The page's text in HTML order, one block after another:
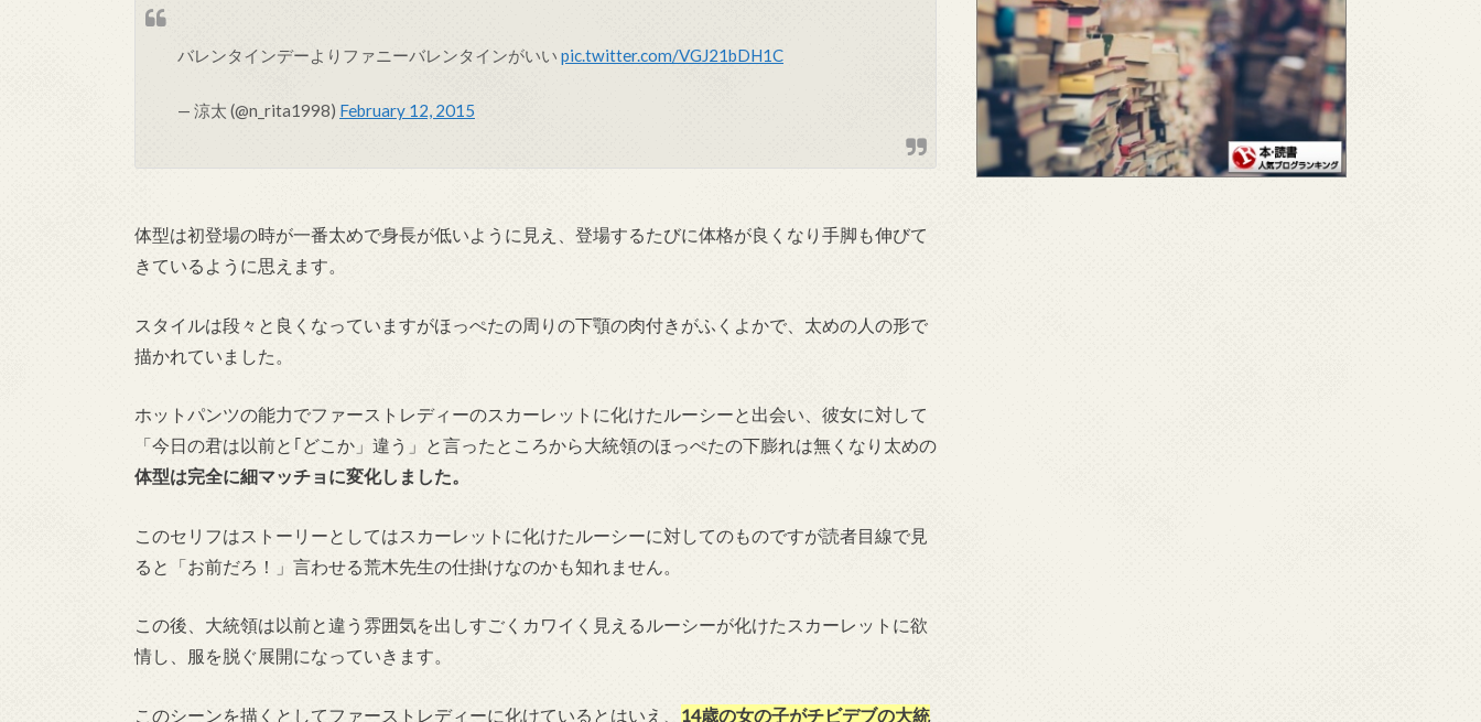
バレンタインデーよりファニーバレンタインがいい pic.twitter.com/VGJ21bDH1C
— 涼太 (@n_rita1998) February 12, 2015
体型は初登場の時が一番太めで身長が低いように見え、登場するたびに体格が良くなり手脚も伸びて
きているように思えます。
スタイルは段々と良くなっていますがほっぺたの周りの下顎の肉付きがふくよかで、太めの人の形で
描かれていました。
ホットパンツの能力でファーストレディーのスカーレットに化けたルーシーと出会い、彼女に対して
「今日の君は以前と｢どこか」違う」と言ったところから大統領のほっぺたの下膨れは無くなり太めの
体型は完全に細マッチョに変化しました。
このセリフはストーリーとしてはスカーレットに化けたルーシーに対してのものですが読者目線で見
ると「お前だろ！」言わせる荒木先生の仕掛けなのかも知れません。
この後、大統領は以前と違う雰囲気を出しすごくカワイく見えるルーシーが化けたスカーレットに欲
情し、服を脱ぐ展開になっていきます。
このシーンを描くとしてファーストレディーに化けているとはいえ、 14歳の女の子がチビデブの大統